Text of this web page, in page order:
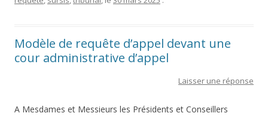
Modèle de requête d’appel devant une
cour administrative d’appel
Laisser une réponse
A Mesdames et Messieurs les Présidents et Conseillers